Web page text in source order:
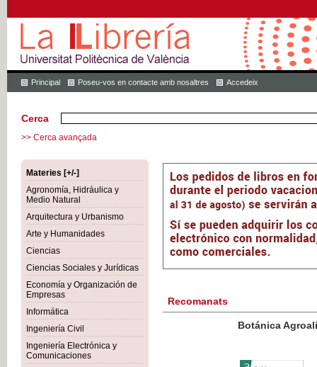
Principal Poseu-vos en contacte amb nosaltres Accedeix
Cerca
>> Cerca avançada
Materies [+/-]
Agronomía, Hidráulica y
Medio Natural
Arquitectura y Urbanismo
Arte y Humanidades
Ciencias
Ciencias Sociales y Jurídicas
Economía y Organización de
Empresas
Informática
Ingeniería Civil
Ingeniería Electrónica y
Comunicaciones
Recomanats
Botánica Agroalimentaria